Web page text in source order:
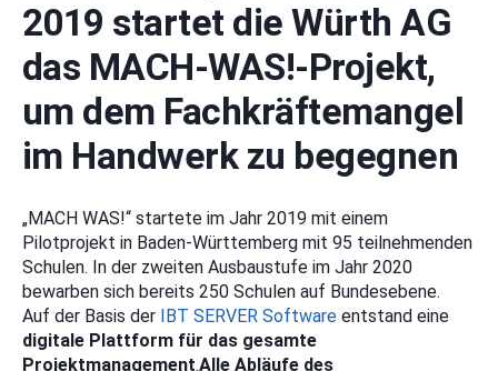
2019 startet die Würth AG
das MACH-WAS!-Projekt,
um dem Fachkräftemangel
im Handwerk zu begegnen
„MACH WAS!“ startete im Jahr 2019 mit einem
Pilotprojekt in Baden-Württemberg mit 95 teilnehmenden
Schulen. In der zweiten Ausbaustufe im Jahr 2020
bewarben sich bereits 250 Schulen auf Bundesebene.
Auf der Basis der
IBT SERVER Software entstand eine
digitale Plattform für das gesamte
Projektmanagement.Alle Abläufe des